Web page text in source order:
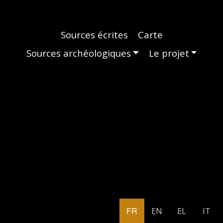
Main navigationSources écrites
Carte
Sources archéologiques
Le projet
FR EN EL IT